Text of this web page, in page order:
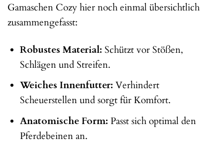
Gamaschen Cozy hier noch einmal übersichtlich
zusammengefasst:
Robustes Material: Schützt vor Stößen,
Schlägen und Streifen.
Weiches Innenfutter: Verhindert
Scheuerstellen und sorgt für Komfort.
Anatomische Form: Passt sich optimal den
Pferdebeinen an.